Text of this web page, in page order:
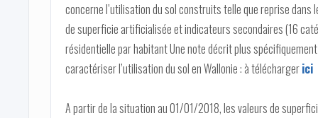
concerne l’utilisation du sol construits telle que reprise dans
de superficie artificialisée et indicateurs secondaires (16
résidentielle par habitant Une note décrit plus
caractériser l’utilisation du sol en Wallonie : à téléchargerici
A partir de la situation au 01/01/2018, les valeurs de